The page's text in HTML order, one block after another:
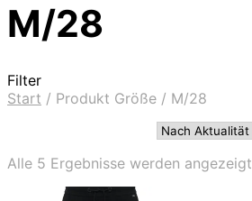
M/28
Filter
Start / Produkt Größe / M/28
Alle 5 Ergebnisse werden angezeigt